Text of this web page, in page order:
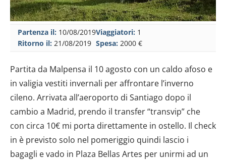
Partenza il: 10/08/2019
Ritorno il: 21/08/2019
Viaggiatori: 1
Spesa: 2000 €
Partita da Malpensa il 10 agosto con un caldo afoso e
in valigia vestiti invernali per affrontare l’inverno
cileno. Arrivata all’aeroporto di Santiago dopo il
cambio a Madrid, prendo il transfer “transvip” che
con circa 10€ mi porta direttamente in ostello. Il check
in è previsto solo nel pomeriggio quindi lascio i
bagagli e vado in Plaza Bellas Artes per unirmi ad un